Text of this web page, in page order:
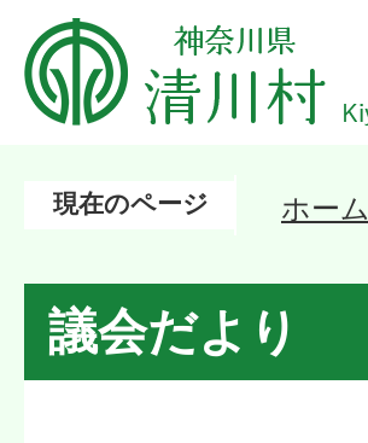
現在のページ ホーム
議会だより